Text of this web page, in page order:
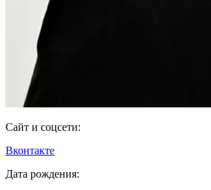
Сайт и соцсети:
Вконтакте
Дата рождения: